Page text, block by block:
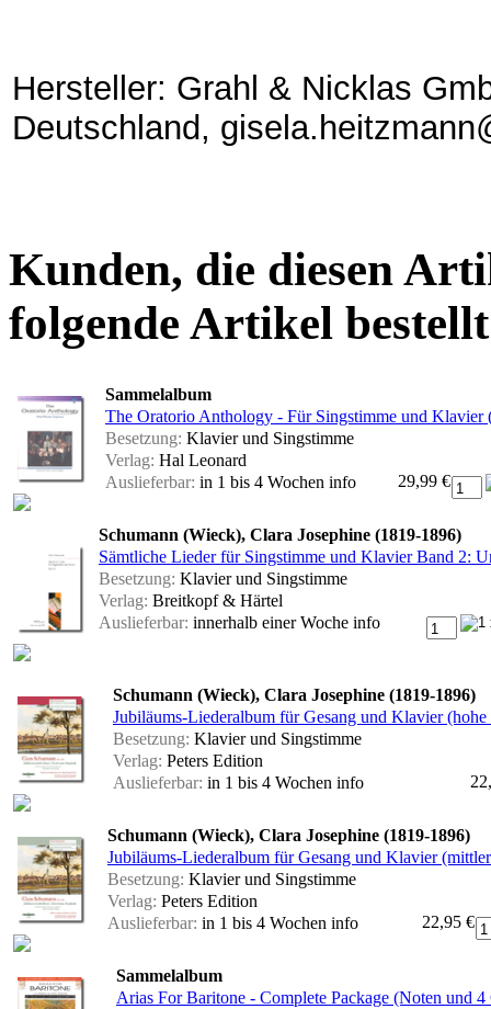
Hersteller: Grahl & Nicklas
Deutschland,
Kunden, die diesen
folgende Artikel
Sammelalbum
The Oratorio Anthology - Für Singstimme und Klavier
Besetzung: Klavier und Singstimme
Verlag: Hal Leonard
Auslieferbar: in 1 bis 4 Wochen info 29,99 €
Schumann (Wieck), Clara Josephine (1819-1896)
Sämtliche Lieder für Singstimme und Klavier Band 2:
Besetzung: Klavier und Singstimme
Verlag: Breitkopf & Härtel
Auslieferbar: innerhalb einer Woche info
Schumann (Wieck), Clara Josephine (1819-1896)
Jubiläums-Liederalbum für Gesang und Klavier (hohe
Besetzung: Klavier und Singstimme
Verlag: Peters Edition
Auslieferbar: in 1 bis 4 Wochen info
Schumann (Wieck), Clara Josephine (1819-1896)
Jubiläums-Liederalbum für Gesang und Klavier
Besetzung: Klavier und Singstimme
Verlag: Peters Edition
Auslieferbar: in 1 bis 4 Wochen info 22,95 €
Sammelalbum
Arias For Baritone - Complete Package (Noten und 4